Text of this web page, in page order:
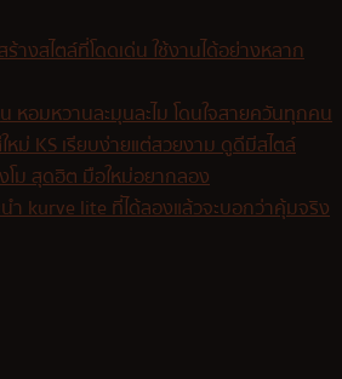
างสไตล์ที่โดดเด่น ใช้งานได้อย่างหลาก
หอมหวานละมุนละไม โดนใจสายควันทุกคน
ม่ KS เรียบง่ายแต่สวยงาม ดูดีมีสไตล์
โม สุดฮิต มือใหม่อยากลอง
ำ kurve lite ที่ได้ลองแล้วจะบอกว่าคุ้มจริง